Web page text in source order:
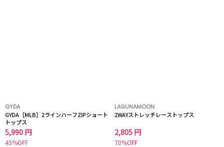
GYDA
GYDA［MLB］2ラインハーフZIPショート
トップス
5,990 円
45%OFF
LAGUNAMOON
2WAYストレッチレーストップス
2,805 円
70%OFF